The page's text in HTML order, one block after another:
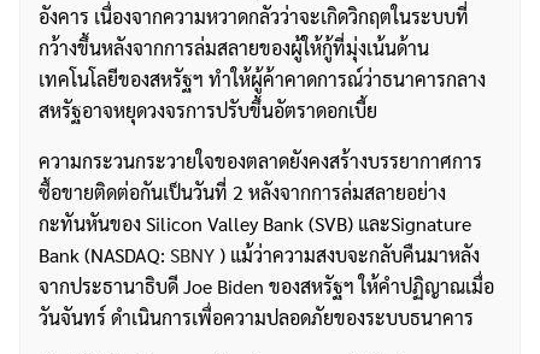
อังคาร เนื่องจากความหวาดกลัวว่าจะเกิดวิกฤตในระบบที่
กว้างขึ้นหลังจากการล่มสลายของผู้ให้กู้ที่มุ่งเน้นด้าน
เทคโนโลยีของสหรัฐฯ ทำให้ผู้ค้าคาดการณ์ว่าธนาคารกลาง
สหรัฐอาจหยุดวงจรการปรับขึ้นอัตราดอกเบี้ย
ความกระวนกระวายใจของตลาดยังคงสร้างบรรยากาศการ
ซื้อขายติดต่อกันเป็นวันที่ 2 หลังจากการล่มสลายอย่าง
กะทันหันของ Silicon Valley Bank (SVB) และSignature
Bank (NASDAQ: SBNY) แม้ว่าความสงบจะกลับคืนมาหลัง
จากประธานาธิบดี Joe Biden ของสหรัฐฯ ให้คำปฏิญาณเมื่อ
วันจันทร์ ดำเนินการเพื่อความปลอดภัยของระบบธนาคาร